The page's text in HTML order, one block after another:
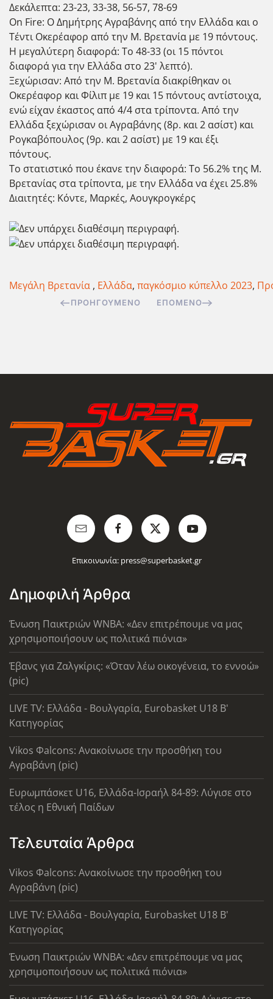
Δεκάλεπτα: 23-23, 33-38, 56-57, 78-69
On Fire: Ο Δημήτρης Αγραβάνης από την Ελλάδα και ο
Τέντι Οκερέαφορ από την Μ. Βρετανία με 19 πόντους.
Η μεγαλύτερη διαφορά: To 48-33 (οι 15 πόντοι
διαφορά για την Ελλάδα στο 23' λεπτό).
Ξεχώρισαν: Από την Μ. Βρετανία διακρίθηκαν οι
Οκερέαφορ και Φίλιπ με 19 και 15 πόντους αντίστοιχα,
ενώ είχαν έκαστος από 4/4 στα τρίποντα. Από την
Ελλάδα ξεχώρισαν οι Αγραβάνης (8ρ. και 2 ασίστ) και
Ρογκαβόπουλος (9ρ. και 2 ασίστ) με 19 και έξι
πόντους.
Το στατιστικό που έκανε την διαφορά: Το 56.2% της Μ.
Βρετανίας στα τρίποντα, με την Ελλάδα να έχει 25.8%
Διαιτητές: Κόντε, Μαρκές, Αουγκρογκέρς
Μεγάλη Βρετανία , Ελλάδα, παγκόσμιο κύπελλο 2023,
ΠΡΟΗΓΟΎΜΕΝΟ ΕΠΌΜΕΝΟ
Επικοινωνία: press@superbasket.gr
Δημοφιλή Άρθρα
Ένωση Παικτριών WNBA: «Δεν επιτρέπουμε να μας
χρησιμοποιήσουν ως πολιτικά πιόνια»
Έβανς για Ζαλγκίρις: «Όταν λέω οικογένεια, το εννοώ»
(pic)
LIVE TV: Ελλάδα - Βουλγαρία, Eurobasket U18 Β'
Κατηγορίας
Vikos Φalcons: Ανακοίνωσε την προσθήκη του
Αγραβάνη (pic)
Ευρωμπάσκετ U16, Ελλάδα-Ισραήλ 84-89: Λύγισε στο
τέλος η Εθνική Παίδων
Τελευταία Άρθρα
Vikos Φalcons: Ανακοίνωσε την προσθήκη του
Αγραβάνη (pic)
LIVE TV: Ελλάδα - Βουλγαρία, Eurobasket U18 Β'
Κατηγορίας
Ένωση Παικτριών WNBA: «Δεν επιτρέπουμε να μας
χρησιμοποιήσουν ως πολιτικά πιόνια»